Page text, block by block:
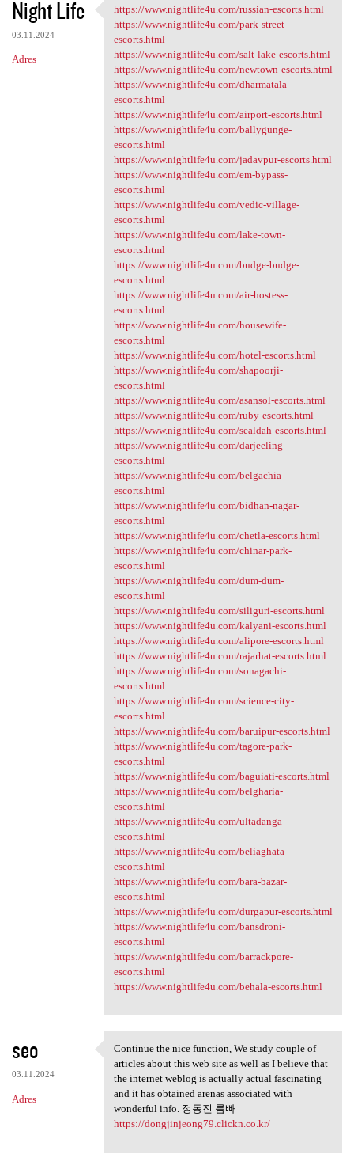
Night Life
03.11.2024
Adres
https://www.nightlife4u.com
https://www.nightlife4u.com/russian-escorts.html
https://www.nightlife4u.com/park-street-
escorts.html
https://www.nightlife4u.com/salt-lake-escorts.html
https://www.nightlife4u.com/newtown-escorts.html
https://www.nightlife4u.com/dharmatala-
escorts.html
https://www.nightlife4u.com/airport-escorts.html
https://www.nightlife4u.com/ballygunge-
escorts.html
https://www.nightlife4u.com/jadavpur-escorts.html
https://www.nightlife4u.com/em-bypass-
escorts.html
https://www.nightlife4u.com/vedic-village-
escorts.html
https://www.nightlife4u.com/lake-town-
escorts.html
https://www.nightlife4u.com/budge-budge-
escorts.html
https://www.nightlife4u.com/air-hostess-
escorts.html
https://www.nightlife4u.com/housewife-
escorts.html
https://www.nightlife4u.com/hotel-escorts.html
https://www.nightlife4u.com/shapoorji-
escorts.html
https://www.nightlife4u.com/asansol-escorts.html
https://www.nightlife4u.com/ruby-escorts.html
https://www.nightlife4u.com/sealdah-escorts.html
https://www.nightlife4u.com/darjeeling-
escorts.html
https://www.nightlife4u.com/belgachia-
escorts.html
https://www.nightlife4u.com/bidhan-nagar-
escorts.html
https://www.nightlife4u.com/chetla-escorts.html
https://www.nightlife4u.com/chinar-park-
escorts.html
https://www.nightlife4u.com/dum-dum-
escorts.html
https://www.nightlife4u.com/siliguri-escorts.html
https://www.nightlife4u.com/kalyani-escorts.html
https://www.nightlife4u.com/alipore-escorts.html
https://www.nightlife4u.com/rajarhat-escorts.html
https://www.nightlife4u.com/sonagachi-
escorts.html
https://www.nightlife4u.com/science-city-
escorts.html
https://www.nightlife4u.com/baruipur-escorts.html
https://www.nightlife4u.com/tagore-park-
escorts.html
https://www.nightlife4u.com/baguiati-escorts.html
https://www.nightlife4u.com/belgharia-
escorts.html
https://www.nightlife4u.com/ultadanga-
escorts.html
https://www.nightlife4u.com/beliaghata-
escorts.html
https://www.nightlife4u.com/bara-bazar-
escorts.html
https://www.nightlife4u.com/durgapur-escorts.html
https://www.nightlife4u.com/bansdroni-
escorts.html
https://www.nightlife4u.com/barrackpore-
escorts.html
https://www.nightlife4u.com/behala-escorts.html
seo
03.11.2024
Adres
Continue the nice function,
Continue the nice function, We study couple of
articles about this web site as well as I believe that
the internet weblog is actually actual fascinating
and it has obtained arenas associated with
wonderful info. 정동진 룸빠
https://dongjinjeong79.clickn.co.kr/